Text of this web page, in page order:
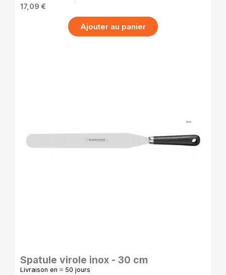
17,09 €
Ajouter au panier
Spatule virole inox - 30 cm
Livraison en ≈ 50 jours